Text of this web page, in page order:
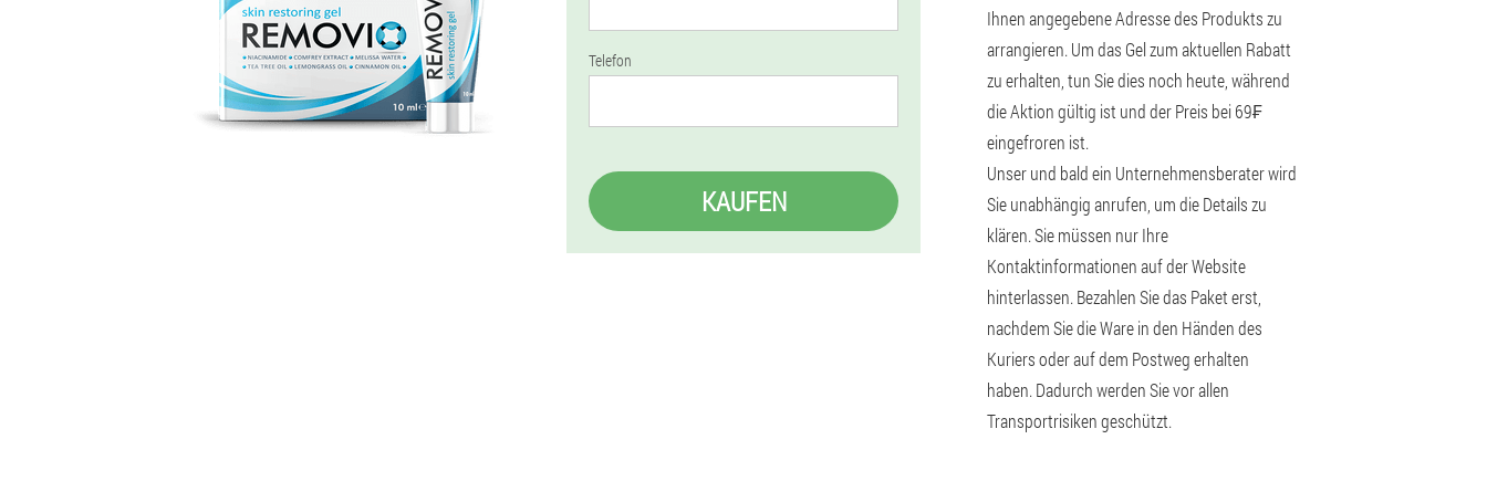
Telefon
KAUFEN
Ihnen angegebene Adresse des Produkts zu
arrangieren. Um das Gel zum aktuellen Rabatt
zu erhalten, tun Sie dies noch heute, während
die Aktion gültig ist und der Preis bei 69₣
eingefroren ist.
Unser und bald ein Unternehmensberater wird
Sie unabhängig anrufen, um die Details zu
klären. Sie müssen nur Ihre
Kontaktinformationen auf der Website
hinterlassen. Bezahlen Sie das Paket erst,
nachdem Sie die Ware in den Händen des
Kuriers oder auf dem Postweg erhalten
haben. Dadurch werden Sie vor allen
Transportrisiken geschützt.